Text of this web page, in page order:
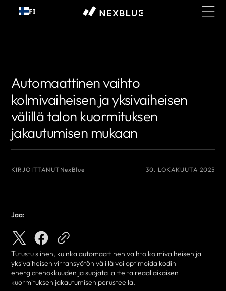
Siirry
sisältöön
FI
Automaattinen vaihto
kolmivaiheisen ja yksivaiheisen
välillä talon kuormituksen
jakautumisen mukaan
KIRJOITTANUT NexBlue 30. LOKAKUUTA 2025
Jaa:
Tutustu siihen, kuinka automaattinen vaihto kolmivaiheisen ja
yksivaiheisen virransyötön välillä voi optimoida kodin
energiatehokkuuden ja suojata laitteita reaaliaikaisen
kuormituksen jakautumisen perusteella.